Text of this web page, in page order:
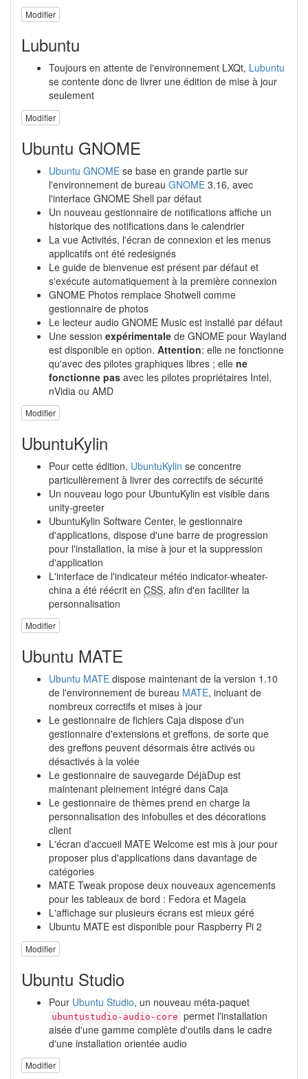
Modifier
Lubuntu
Toujours en attente de l'environnement LXQt, Lubuntu
se contente donc de livrer une édition de mise à jour
seulement
Modifier
Ubuntu GNOME
Ubuntu GNOME se base en grande partie sur
l'environnement de bureau GNOME 3.16, avec
l'interface GNOME Shell par défaut
Un nouveau gestionnaire de notifications affiche un
historique des notifications dans le calendrier
La vue Activités, l'écran de connexion et les menus
applicatifs ont été redesignés
Le guide de bienvenue est présent par défaut et
s'exécute automatiquement à la première connexion
GNOME Photos remplace Shotwell comme
gestionnaire de photos
Le lecteur audio GNOME Music est installé par défaut
Une session expérimentale de GNOME pour Wayland
est disponible en option. Attention: elle ne fonctionne
qu'avec des pilotes graphiques libres ; elle ne
fonctionne pas avec les pilotes propriétaires Intel,
nVidia ou AMD
Modifier
UbuntuKylin
Pour cette édition, UbuntuKylin se concentre
particulièrement à livrer des correctifs de sécurité
Un nouveau logo pour UbuntuKylin est visible dans
unity-greeter
UbuntuKylin Software Center, le gestionnaire
d'applications, dispose d'une barre de progression
pour l'installation, la mise à jour et la suppression
d'application
L'interface de l'indicateur météo indicator-wheater-
china a été réécrit en CSS, afin d'en faciliter la
personnalisation
Modifier
Ubuntu MATE
Ubuntu MATE dispose maintenant de la version 1.10
de l'environnement de bureau MATE, incluant de
nombreux correctifs et mises à jour
Le gestionnaire de fichiers Caja dispose d'un
gestionnaire d'extensions et greffons, de sorte que
des greffons peuvent désormais être activés ou
désactivés à la volée
Le gestionnaire de sauvegarde DéjàDup est
maintenant pleinement intégré dans Caja
Le gestionnaire de thèmes prend en charge la
personnalisation des infobulles et des décorations
client
L'écran d'accueil MATE Welcome est mis à jour pour
proposer plus d'applications dans davantage de
catégories
MATE Tweak propose deux nouveaux agencements
pour les tableaux de bord : Fedora et Mageia
L'affichage sur plusieurs écrans est mieux géré
Ubuntu MATE est disponible pour Raspberry Pi 2
Modifier
Ubuntu Studio
Pour Ubuntu Studio, un nouveau méta-paquet
ubuntustudio-audio-core permet l'installation
aisée d'une gamme complète d'outils dans le cadre
d'une installation orientée audio
Modifier